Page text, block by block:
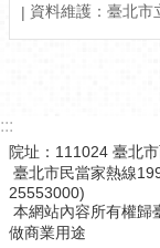
資料維護： 臺北市
:::
院址：111024 臺北
臺北市民當家熱線
25553000)
本網站內容所有權歸
做商業用途